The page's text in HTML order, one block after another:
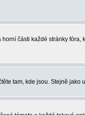
části každé stránky
tam, kde jsou. Stejně